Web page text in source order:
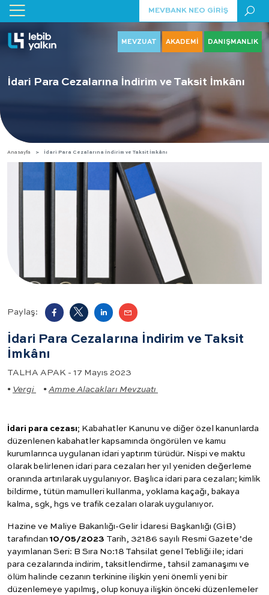
MEVBANK NEO GİRİŞ
MEVZUAT AKADEMİ DANIŞMANLIK
İdari Para Cezalarına İndirim ve Taksit İmkânı
Anasayfa İdari Para Cezalarına İndirim ve Taksit İmkânı
Paylaş:
İdari Para Cezalarına İndirim ve Taksit
İmkânı
TALHA APAK - 17 Mayıs 2023
• Vergi • Amme Alacakları Mevzuatı
İdari para cezası; Kabahatler Kanunu ve diğer özel kanunlarda
düzenlenen kabahatler kapsamında öngörülen ve kamu
kurumlarınca uygulanan idari yaptırım türüdür. Nispi ve maktu
olarak belirlenen idari para cezaları her yıl yeniden değerleme
oranında artırılarak uygulanıyor. Başlıca idari para cezaları; kimlik
bildirme, tütün mamulleri kullanma, yoklama kaçağı, bakaya
kalma, sgk, hgs ve trafik cezaları olarak uygulanıyor.
Hazine ve Maliye Bakanlığı-Gelir İdaresi Başkanlığı (GİB)
tarafından10/05/2023 Tarih, 32186 sayılı Resmi Gazete’de
yayımlanan Seri: B Sıra No:18 Tahsilat genel Tebliği ile; idari
para cezalarında indirim, taksitlendirme, tahsil zamanaşımı ve
ölüm halinde cezanın terkinine ilişkin yeni önemli yeni bir
düzenlemeye yapılmış, olup konuya ilişkin önceki düzenlemeler